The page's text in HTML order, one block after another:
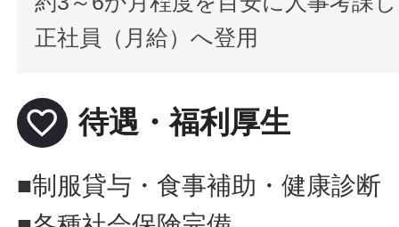
正社員（月給）へ登用
favorite_border 待遇・福利厚生
■制服貸与・食事補助・健康診断